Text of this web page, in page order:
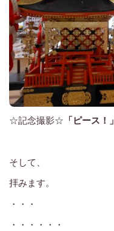
☆記念撮影☆ 「ピース！」
そして、
拝みます。
・・・
・・・・・・